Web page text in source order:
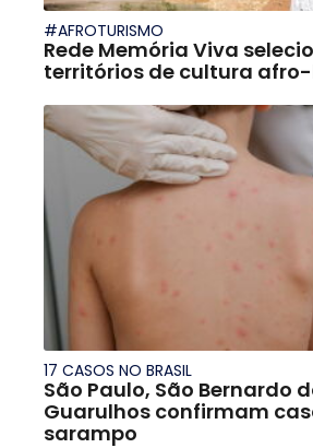
#AFROTURISMO
Rede Memória Viva
territórios de cultura
17 CASOS NO BRASIL
São Paulo, São Bernardo
Guarulhos confirmam
sarampo